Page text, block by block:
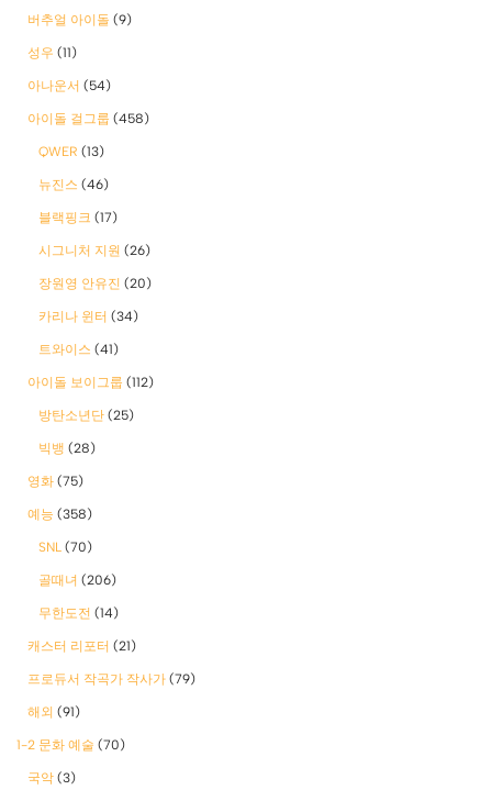
버추얼 아이돌 (9)
성우 (11)
아나운서 (54)
아이돌 걸그룹 (458)
QWER (13)
뉴진스 (46)
블랙핑크 (17)
시그니처 지원 (26)
장원영 안유진 (20)
카리나 윈터 (34)
트와이스 (41)
아이돌 보이그룹 (112)
방탄소년단 (25)
빅뱅 (28)
영화 (75)
예능 (358)
SNL (70)
골때녀 (206)
무한도전 (14)
캐스터 리포터 (21)
프로듀서 작곡가 작사가 (79)
해외 (91)
1-2 문화 예술 (70)
국악 (3)